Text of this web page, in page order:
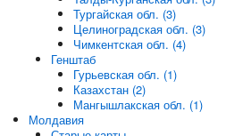
Тургайская обл. (3)
Целиноградская обл. (3)
Чимкентская обл. (4)
Генштаб
Гурьевская обл. (1)
Казахстан (2)
Мангышлакская обл. (1)
Молдавия